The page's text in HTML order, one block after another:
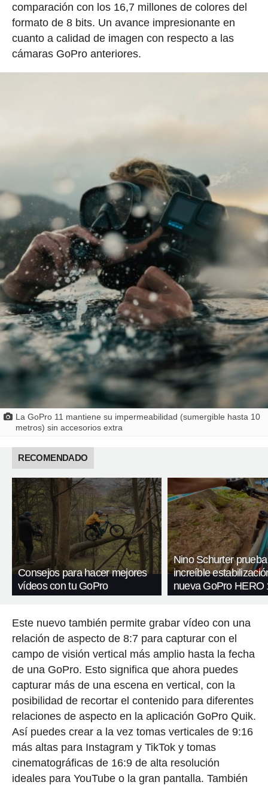
comparación con los 16,7 millones de colores del
formato de 8 bits. Un avance impresionante en
cuanto a calidad de imagen con respecto a las
cámaras GoPro anteriores.
La GoPro 11 mantiene su impermeabilidad (sumergible hasta 10
metros) sin accesorios extra
RECOMENDADO
Consejos para hacer mejores
vídeos con tu GoPro
Nino Schurter
increíble
nueva GoPro HERO
Este nuevo también permite grabar vídeo con una
relación de aspecto de 8:7 para capturar con el
campo de visión vertical más amplio hasta la fecha
de una GoPro. Esto significa que ahora puedes
capturar más de una escena en vertical, con la
posibilidad de recortar el contenido para diferentes
relaciones de aspecto en la aplicación GoPro Quik.
Así puedes crear a la vez tomas verticales de 9:16
más altas para Instagram y TikTok y tomas
cinematográficas de 16:9 de alta resolución
ideales para YouTube o la gran pantalla. También